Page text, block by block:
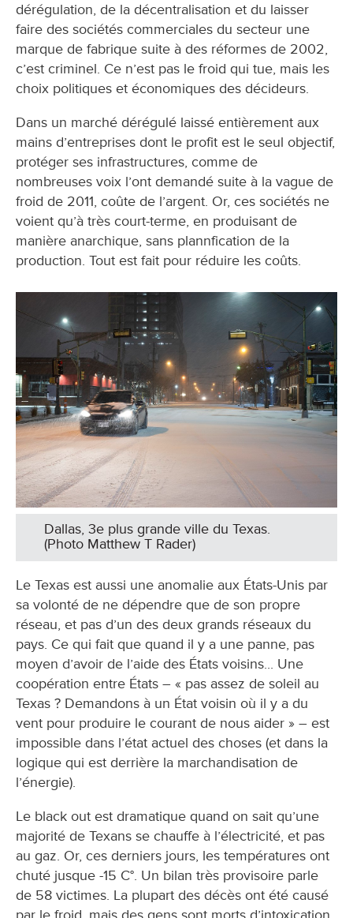
dérégulation, de la décentralisation et du laisser
faire des sociétés commerciales du secteur une
marque de fabrique suite à des réformes de 2002,
c’est criminel. Ce n’est pas le froid qui tue, mais les
choix politiques et économiques des décideurs.
Dans un marché dérégulé laissé entièrement aux
mains d’entreprises dont le profit est le seul objectif,
protéger ses infrastructures, comme de
nombreuses voix l’ont demandé suite à la vague de
froid de 2011, coûte de l’argent. Or, ces sociétés ne
voient qu’à très court-terme, en produisant de
manière anarchique, sans plannfication de la
production. Tout est fait pour réduire les coûts.
Dallas, 3e plus grande ville du Texas.
(Photo Matthew T Rader)
Le Texas est aussi une anomalie aux États-Unis par
sa volonté de ne dépendre que de son propre
réseau, et pas d’un des deux grands réseaux du
pays. Ce qui fait que quand il y a une panne, pas
moyen d’avoir de l’aide des États voisins... Une
coopération entre États – « pas assez de soleil au
Texas ? Demandons à un État voisin où il y a du
vent pour produire le courant de nous aider » – est
impossible dans l’état actuel des choses (et dans la
logique qui est derrière la marchandisation de
l’énergie).
Le black out est dramatique quand on sait qu’une
majorité de Texans se chauffe à l’électricité, et pas
au gaz. Or, ces derniers jours, les températures ont
chuté jusque -15 C°. Un bilan très provisoire parle
de 58 victimes. La plupart des décès ont été causé